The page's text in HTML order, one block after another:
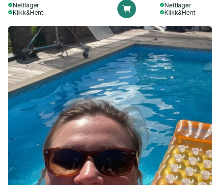
Nettlager
Klikk&Hent
Nettlager
Klikk&Hent